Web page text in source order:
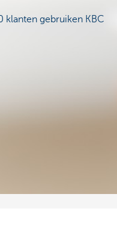
klanten gebruiken KBC